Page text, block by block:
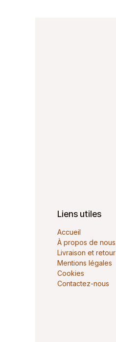
Liens utiles
Accueil
À propos de nous
Livraison et retour
Mentions légales
Cookies
Contactez-nous